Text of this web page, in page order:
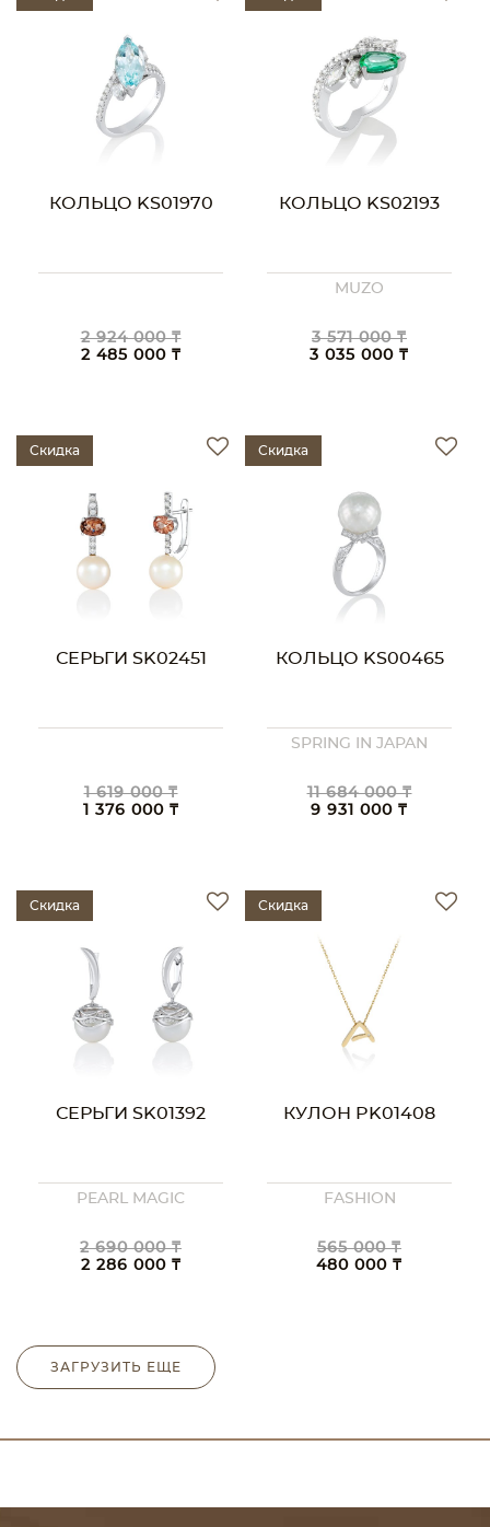
КОЛЬЦО KS01970
2 924 000 ₸
2 485 000 ₸
КОЛЬЦО KS02193
MUZO
3 571 000 ₸
3 035 000 ₸
Скидка
СЕРЬГИ SK02451
1 619 000 ₸
1 376 000 ₸
Скидка
КОЛЬЦО KS00465
SPRING IN JAPAN
11 684 000 ₸
9 931 000 ₸
Скидка
СЕРЬГИ SK01392
PEARL MAGIC
2 690 000 ₸
2 286 000 ₸
Скидка
КУЛОН PK01408
FASHION
565 000 ₸
480 000 ₸
ЗАГРУЗИТЬ ЕЩЕ